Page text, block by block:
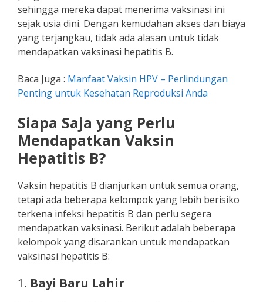
sehingga mereka dapat menerima vaksinasi ini
sejak usia dini. Dengan kemudahan akses dan biaya
yang terjangkau, tidak ada alasan untuk tidak
mendapatkan vaksinasi hepatitis B.
Baca Juga : Manfaat Vaksin HPV – Perlindungan
Penting untuk Kesehatan Reproduksi Anda
Siapa Saja yang Perlu
Mendapatkan Vaksin
Hepatitis B?
Vaksin hepatitis B dianjurkan untuk semua orang,
tetapi ada beberapa kelompok yang lebih berisiko
terkena infeksi hepatitis B dan perlu segera
mendapatkan vaksinasi. Berikut adalah beberapa
kelompok yang disarankan untuk mendapatkan
vaksinasi hepatitis B:
1. Bayi Baru Lahir